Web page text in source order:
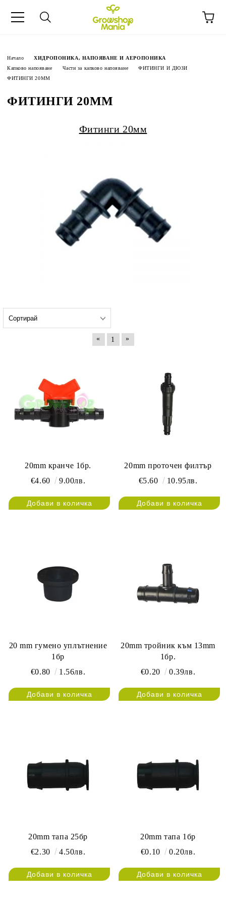
Начало
ХИДРОПОНИКА, НАПОЯВАНЕ И АЕРОПОНИКА
Капково напояване
Части за капково напояване
ФИТИНГИ И ДЮЗИ
ФИТИНГИ 20ММ
ФИТИНГИ 20ММ
Фитинги 20мм
« 1 »
20mm кранче 1бр.
€4.60
9.00лв.
20mm проточен филтър
€5.60
10.95лв.
20 mm гумено уплътнение
1бр
€0.80
1.56лв.
20mm тройник към 13mm
1бр.
€0.20
0.39лв.
20mm тапа 25бр
€2.30
4.50лв.
20mm тапа 1бр
€0.10
0.20лв.